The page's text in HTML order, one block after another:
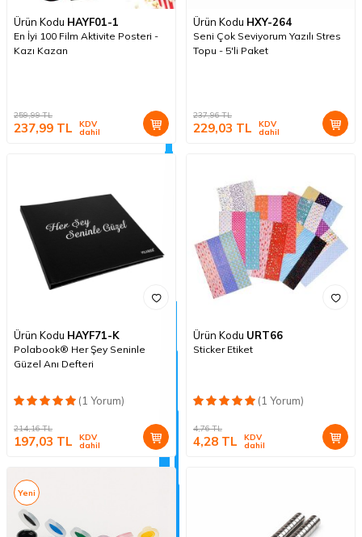
Ürün Kodu HAYF01-1
En İyi 100 Film Aktivite Posteri -
Kazı Kazan
259,99TL
237,99 TL KDV
dahil
Ürün Kodu HXY-264
Seni Çok Seviyorum Yazılı Stres
Topu - 5'li Paket
237,96TL
229,03 TL KDV
dahil
Ürün Kodu HAYF71-K
Polabook® Her Şey Seninle
Güzel Anı Defteri
(1 Yorum)
214,16TL
197,03 TL KDV
dahil
Ürün Kodu URT66
Sticker Etiket
(1 Yorum)
4,76TL
4,28 TL KDV
dahil
Yeni